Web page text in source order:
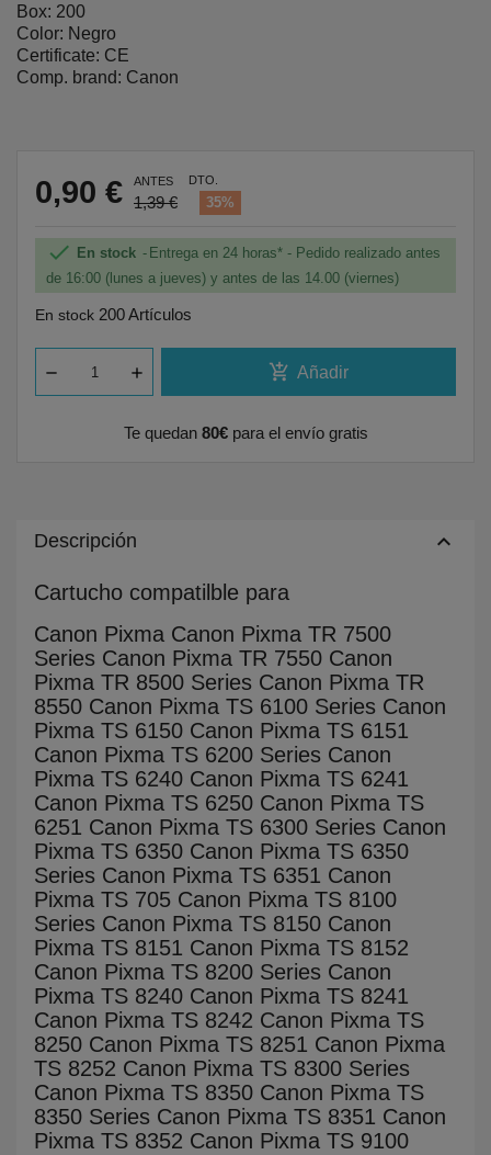
Box: 200
Color: Negro
Certificate: CE
Comp. brand: Canon
0,90 € ANTES
1,39 €
DTO.
35%
 En stock
Entrega en 24 horas* - Pedido realizado antes
de 16:00 (lunes a jueves) y antes de las 14.00 (viernes)
En stock 200 Artículos
add_shopping_cart Añadir
Te quedan 80€para el envío gratis
Descripción keyboard_arrow_up
Cartucho compatilble para
Canon Pixma Canon Pixma TR 7500
Series Canon Pixma TR 7550 Canon
Pixma TR 8500 Series Canon Pixma TR
8550 Canon Pixma TS 6100 Series Canon
Pixma TS 6150 Canon Pixma TS 6151
Canon Pixma TS 6200 Series Canon
Pixma TS 6240 Canon Pixma TS 6241
Canon Pixma TS 6250 Canon Pixma TS
6251 Canon Pixma TS 6300 Series Canon
Pixma TS 6350 Canon Pixma TS 6350
Series Canon Pixma TS 6351 Canon
Pixma TS 705 Canon Pixma TS 8100
Series Canon Pixma TS 8150 Canon
Pixma TS 8151 Canon Pixma TS 8152
Canon Pixma TS 8200 Series Canon
Pixma TS 8240 Canon Pixma TS 8241
Canon Pixma TS 8242 Canon Pixma TS
8250 Canon Pixma TS 8251 Canon Pixma
TS 8252 Canon Pixma TS 8300 Series
Canon Pixma TS 8350 Canon Pixma TS
8350 Series Canon Pixma TS 8351 Canon
Pixma TS 8352 Canon Pixma TS 9100